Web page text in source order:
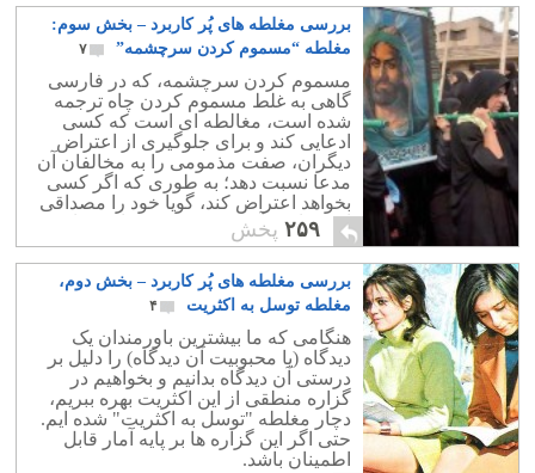
بررسی مغلطه های پُر کاربرد – بخش سوم:
مغلطه “مسموم کردن سرچشمه”
۷
مسموم کردن سرچشمه، که در فارسی
گاهی به غلط مسموم کردن چاه ترجمه
شده است، مغالطه‌ ای است که کسی
ادعایی کند و برای جلوگیری از اعتراض
دیگران، صفت مذمومی را به مخالفان آن
مدعا نسبت دهد؛ به طوری که اگر کسی
بخواهد اعتراض کند، گویا خود را مصداقی
از مصادیق آن صفت مذموم دانسته است.
۲۵۹ پخش
بررسی مغلطه های پُر کاربرد – بخش دوم،
مغلطه توسل به اکثریت
۴
هنگامی که ما بیشترین باورمندان یک
دیدگاه (یا محبوبیت آن دیدگاه) را دلیل بر
درستی آن دیدگاه بدانیم و بخواهیم در
گزاره منطقی از این اکثریت بهره ببریم،
دچار مغلطه "توسل به اکثریت" شده ایم.
حتی اگر این گزاره ها بر پایه آمار قابل
اطمینان باشد.